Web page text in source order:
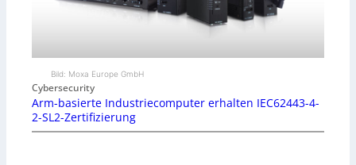
Bild: Moxa Europe GmbH
Cybersecurity
Arm-basierte Industriecomputer erhalten IEC62443-4-
2-SL2-Zertifizierung